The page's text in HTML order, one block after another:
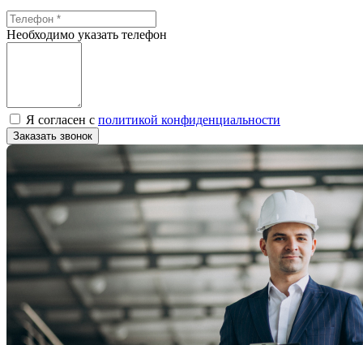
Необходимо указать телефон
Я согласен с политикой конфиденциальности
Заказать звонок